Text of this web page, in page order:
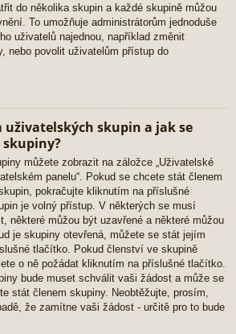
do několika skupin a každé skupině můžou
To umožňuje administrátorům jednoduše
uživatelů najednou, například změnit
nebo povolit uživatelům přístup do
uživatelských skupin a jak se
můžete zobrazit na záložce „Uživatelské
panelu“. Pokud se chcete stát členem
pokračujte kliknutím na příslušné
je volný přístup. V některých se musí
některé můžou být uzavřené a některé můžou
je skupiny otevřená, můžete se stát jejím
tlačítko. Pokud členství ve skupině
o ně požádat kliknutím na příslušné tlačítko.
bude muset schválit vaši žádost a může se
stát členem skupiny. Neobtěžujte, prosím,
že zamítne vaši žádost - určitě pro to bude